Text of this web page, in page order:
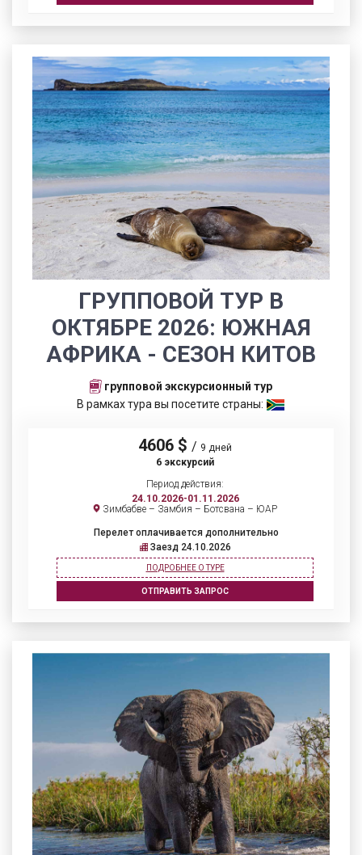
ГРУППОВОЙ ТУР В
ОКТЯБРЕ 2026: ЮЖНАЯ
АФРИКА - СЕЗОН КИТОВ
групповой экскурсионный тур
В рамках тура вы посетите страны:
4606 $ / 9 дней
6 экскурсий
Период действия:
24.10.2026-01.11.2026
Зимбабве – Замбия – Ботсвана – ЮАР
Перелет оплачивается дополнительно
Заезд 24.10.2026
ПОДРОБНЕЕ О ТУРЕ
ОТПРАВИТЬ ЗАПРОС